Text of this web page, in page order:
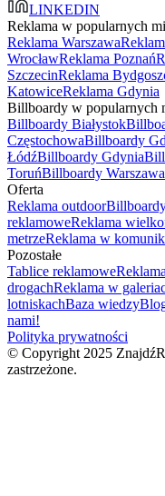
LINKEDIN
Reklama w popularnych
Reklama Warszawa
WrocławReklama Poznań
SzczecinReklama
KatowiceReklama Gdynia
Billboardy w popularnych
Billboardy Białystok
CzęstochowaBillboardy
ŁódźBillboardy Gdynia
ToruńBillboardy Warszawa
Oferta
Reklama outdoor
reklamoweReklama
metrzeReklama w
Pozostałe
Tablice reklamowe
drogachReklama w
lotniskachBaza wiedzy
nami!
Polityka prywatności
© Copyright 2025
zastrzeżone.